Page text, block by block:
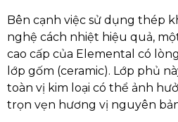
Bên cạnh việc sử dụng thép
nghệ cách nhiệt hiệu quả,
cao cấp của Elemental có
lớp gốm (ceramic). Lớp phủ
toàn vị kim loại có thể ảnh
trọn vẹn hương vị nguyên